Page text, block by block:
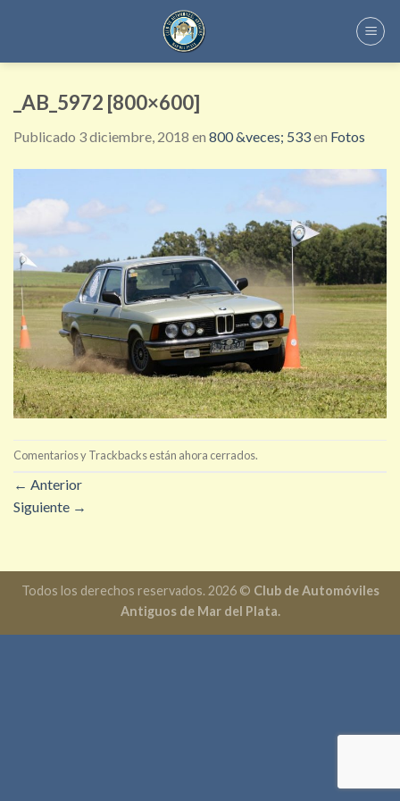
_AB_5972 [800×600]
Publicado 3 diciembre, 2018 en 800 &veces; 533en Fotos
Comentarios y Trackbacks están ahora cerrados.
← Anterior
Siguiente →
Todos los derechos reservados. 2026 © Club de Automóviles
Antiguos de Mar del Plata.